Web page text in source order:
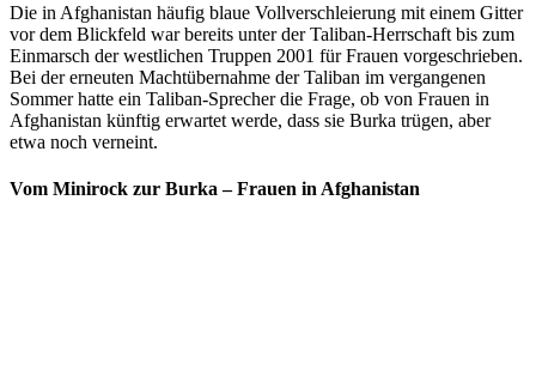
Die in Afghanistan häufig blaue Vollverschleierung mit einem Gitter
vor dem Blickfeld war bereits unter der Taliban-Herrschaft bis zum
Einmarsch der westlichen Truppen 2001 für Frauen vorgeschrieben.
Bei der erneuten Machtübernahme der Taliban im vergangenen
Sommer hatte ein Taliban-Sprecher die Frage, ob von Frauen in
Afghanistan künftig erwartet werde, dass sie Burka trügen, aber
etwa noch verneint.
Vom Minirock zur Burka – Frauen in Afghanistan